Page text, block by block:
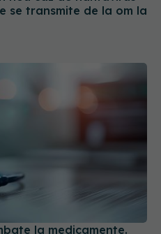
la medicamente.
la modelele din